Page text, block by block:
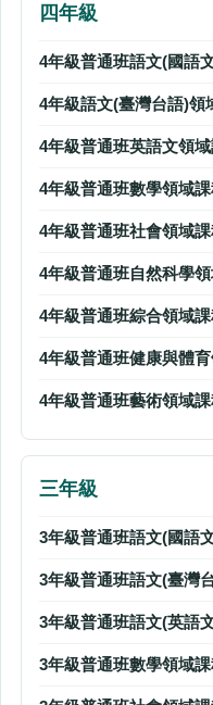
四年級
4年級普通班語文(國語
4年級語文(臺灣台語)領
4年級普通班英語文領
4年級普通班數學領域
4年級普通班社會領域
4年級普通班自然科學
4年級普通班綜合領域
4年級普通班健康與體
4年級普通班藝術領域
三年級
3年級普通班語文(國語
3年級普通班語文(臺灣
3年級普通班語文(英語
3年級普通班數學領域